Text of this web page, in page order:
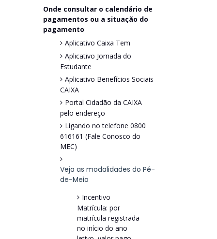
Onde consultar o calendário de
pagamentos ou a situação do
pagamento
Aplicativo Caixa Tem
Aplicativo Jornada do
Estudante
Aplicativo Benefícios Sociais
CAIXA
Portal Cidadão da CAIXA
pelo endereço
Ligando no telefone 0800
616161 (Fale Conosco do
MEC)
Veja as modalidades do Pé-
de-Meia
Incentivo
Matrícula: por
matrícula registrada
no início do ano